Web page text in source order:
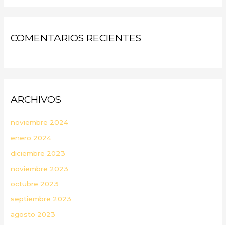
COMENTARIOS RECIENTES
ARCHIVOS
noviembre 2024
enero 2024
diciembre 2023
noviembre 2023
octubre 2023
septiembre 2023
agosto 2023